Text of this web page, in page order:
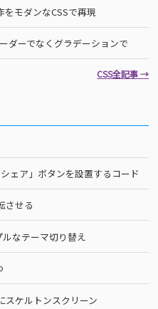
モダンなCSSで再現
ダーでなくグラデーションで
CSS全記事 →
ェア」ボタンを設置するコード
させる
なテーマ切り替え
スケルトンスクリーン